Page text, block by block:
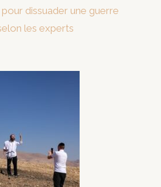
pour dissuader une guerre
les experts